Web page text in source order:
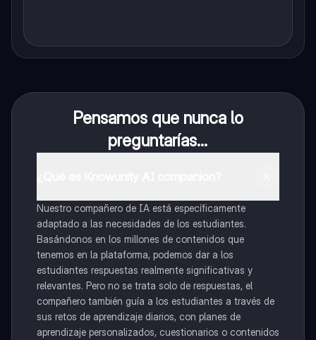
Pensamos que nunca lo
preguntarías...
Nuestro compañero de IA está específicamente
adaptado a las necesidades de los estudiantes.
Basándonos en los millones de contenidos que
tenemos en la plataforma, podemos dar a los
estudiantes respuestas realmente significativas y
relevantes. Pero no se trata solo de respuestas, el
compañero también guía a los estudiantes a través de
sus retos de aprendizaje diarios, con planes de
aprendizaje personalizados, cuestionarios o contenidos